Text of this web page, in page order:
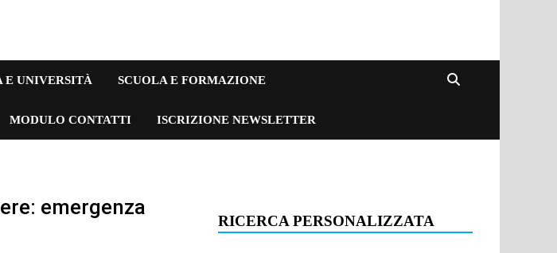
E UNIVERSITÀ SCUOLA E FORMAZIONE
MODULO CONTATTI ISCRIZIONE NEWSLETTER
emergenza
RICERCA PERSONALIZZATA